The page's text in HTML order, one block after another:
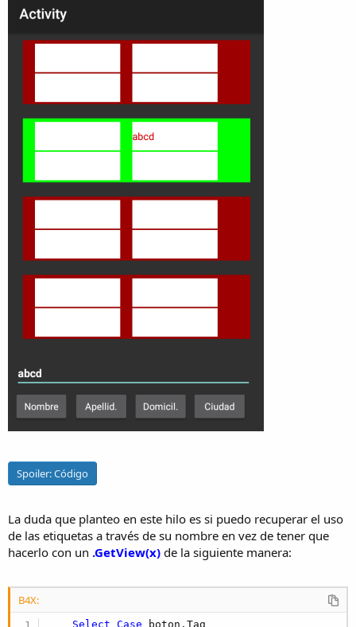
Spoiler:Código
La duda que planteo en este hilo es si puedo recuperar el uso
de las etiquetas a través de su nombre en vez de tener que
hacerlo con un .GetView(x) de la siguiente manera:
B4X:
Select Case boton.Tag